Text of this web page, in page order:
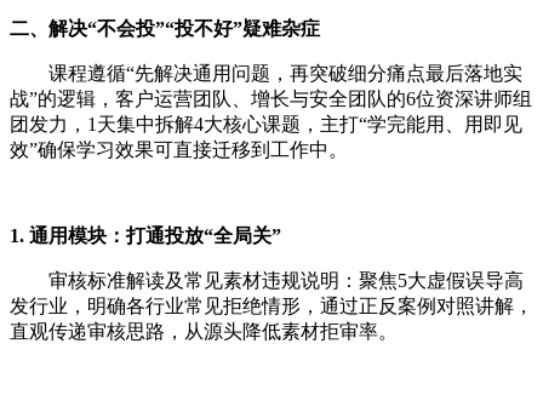
二、解决“不会投”“投不好”疑难杂症
课程遵循“先解决通用问题，再突破细分痛点最后落地实
战”的逻辑，客户运营团队、增长与安全团队的6位资深讲师组
团发力，1天集中拆解4大核心课题，主打“学完能用、用即见
效”确保学习效果可直接迁移到工作中。
1. 通用模块：打通投放“全局关”
审核标准解读及常见素材违规说明：聚焦5大虚假误导高
发行业，明确各行业常见拒绝情形，通过正反案例对照讲解，
直观传递审核思路，从源头降低素材拒审率。